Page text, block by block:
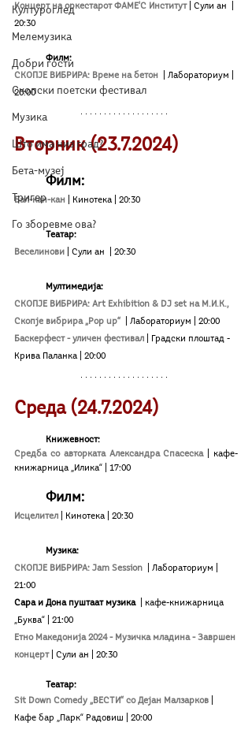
Културоглед
Мелемузика
Добри гости
Скопски поетски фестивал
Музика
Што има низ град?
Бета-музеј
Тригер
Го зборевме ова?
Концерт на оркестарот ФАМЕ'С Институт
| Сули ан
20:30
Филм:
СКОПЈЕ ВИБРИРА: Време на бетон
| Лабораториум |
20:00
Вторник (23.7.2024)
Филм:
Бал-кан-кан | Кинотека | 20:30
Театар:
Веселинови
| Сули ан | 20:30
Мултимедија:
СКОПЈЕ ВИБРИРА: Art Exhibition & DJ set на М.И.К.,
Скопје вибрира „Pop up“
| Лабораториум | 20:00
Баскерфест - уличен фестивал
| Градски плоштад -
Крива Паланка | 20:00
Среда (24.7.2024)
Книжевност:
Средба со авторката Александра Спасеска
кафе-
книжарница „Илика“ | 17:00
Филм:
Исцелител | Кинотека | 20:30
Музика:
СКОПЈЕ ВИБРИРА: Jam Session
| Лабораториум |
21:00
Сара и Дона пуштаат музика
| кафе-книжарница
„Буква“ | 21:00
Етно Македонија 2024 - Музичка младина - Завршен
концерт
| Сули ан | 20:30
Teатар:
Sit Down Comedy „ВЕСТИ“ со Дејан Малзарков
Кафе бар „Парк“ Радовиш
| 20:00